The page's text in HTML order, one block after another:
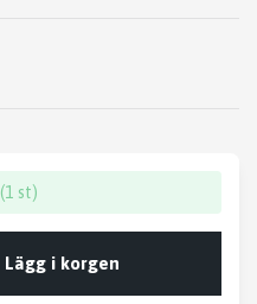
(1 st)
Lägg i korgen